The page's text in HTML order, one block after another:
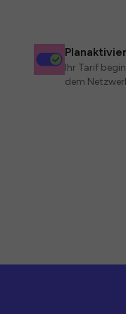
Ihr Tarif
dem